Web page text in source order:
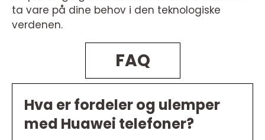
ta vare på dine behov i den teknologiske
verdenen.
FAQ
Hva er fordeler og ulemper
med Huawei telefoner?